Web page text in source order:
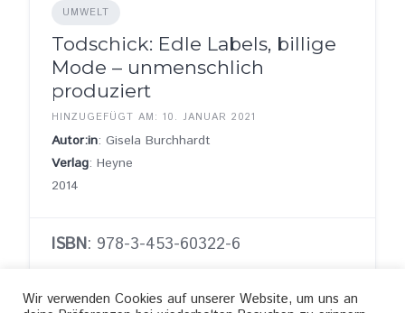
UMWELT
Todschick: Edle Labels, billige
Mode – unmenschlich
produziert
HINZUGEFÜGT AM: 10. JANUAR 2021
Autor:in: Gisela Burchhardt
Verlag: Heyne
2014
ISBN: 978-3-453-60322-6
Wir verwenden Cookies auf unserer Website, um uns an